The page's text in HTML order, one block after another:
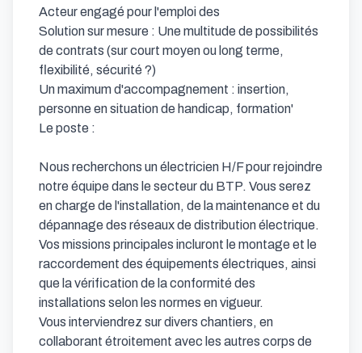
Acteur engagé pour l'emploi des
Solution sur mesure : Une multitude de possibilités
de contrats (sur court moyen ou long terme,
flexibilité, sécurité ?)
Un maximum d'accompagnement : insertion,
personne en situation de handicap, formation'
Le poste :
Nous recherchons un électricien H/F pour rejoindre
notre équipe dans le secteur du BTP. Vous serez
en charge de l'installation, de la maintenance et du
dépannage des réseaux de distribution électrique.
Vos missions principales incluront le montage et le
raccordement des équipements électriques, ainsi
que la vérification de la conformité des
installations selon les normes en vigueur.
Vous interviendrez sur divers chantiers, en
collaborant étroitement avec les autres corps de